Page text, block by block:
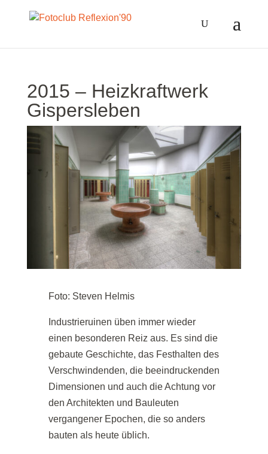
2015 – Heizkraftwerk
Gispersleben
Foto: Steven Helmis
Industrieruinen üben immer wieder
einen besonderen Reiz aus. Es sind die
gebaute Geschichte, das Festhalten des
Verschwindenden, die beeindruckenden
Dimensionen und auch die Achtung vor
den Architekten und Bauleuten
vergangener Epochen, die so anders
bauten als heute üblich.